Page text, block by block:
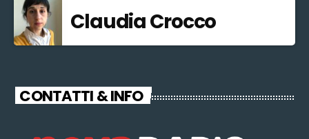
Claudia Crocco
CONTATTI & INFO